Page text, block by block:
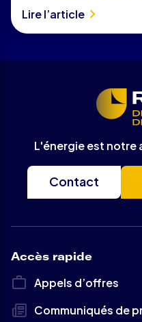
Lire l’article
L'énergie est notre
Contact
Accès rapide
Appels d’offres
Communiqués de